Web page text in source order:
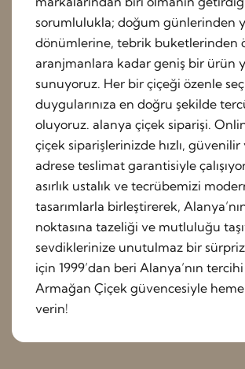
sorumlulukla; doğum günlerinden
dönümlerine, tebrik buketlerinden
aranjmanlara kadar geniş bir ürün
sunuyoruz. Her bir çiçeği özenle
duygularınıza en doğru şekilde
oluyoruz. alanya çiçek siparişi.
çiçek siparişlerinizde hızlı, güvenilir
adrese teslimat garantisiyle
asırlık ustalık ve tecrübemizi
tasarımlarla birleştirerek,
noktasına tazeliği ve mutluluğu
sevdiklerinize unutulmaz bir
için 1999’dan beri Alanya’nın
Armağan Çiçek güvencesiyle
verin!